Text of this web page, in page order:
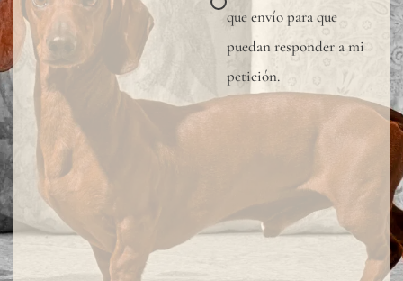
que envío para que
puedan responder a mi
petición.